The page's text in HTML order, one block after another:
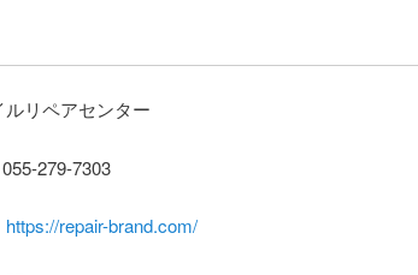
ルリペアセンター
279-7303
https://repair-brand.com/